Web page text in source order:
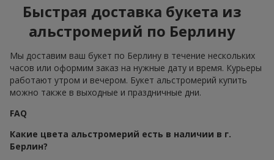
Быстрая доставка букета из
альстромерий по Берлину
Мы доставим ваш букет по Берлину в течение нескольких
часов или оформим заказ на нужные дату и время. Курьеры
работают утром и вечером. Букет альстромерий купить
можно также в выходные и праздничные дни.
FAQ
Какие цвета альстромерий есть в наличии в г.
Берлин?